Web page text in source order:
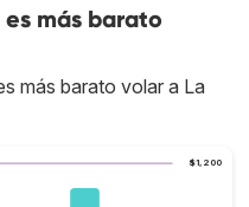
más barato
más barato volar a La
$1,200